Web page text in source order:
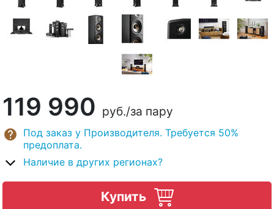
119 990 руб./за пару
Под заказ у Производителя. Требуется 50%
предоплата.
Наличие в других регионах?
Купить